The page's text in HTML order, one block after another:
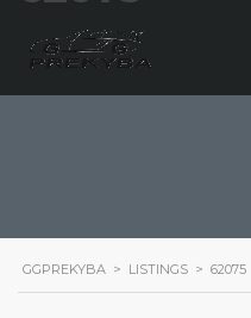
GGPREKYBA > LISTINGS > 62075